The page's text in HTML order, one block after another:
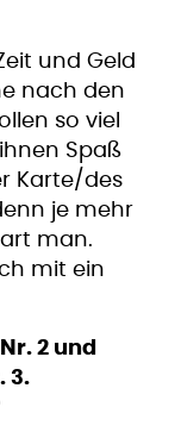
und Geld
nach den
so viel
Spaß
Karte/des
je mehr
man.
mit ein
2 und
3.